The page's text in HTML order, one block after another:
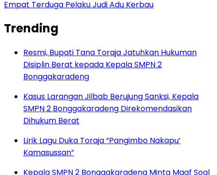
Empat Terduga Pelaku Judi Adu Kerbau
Trending
Resmi, Bupati Tana Toraja Jatuhkan Hukuman
Disiplin Berat kepada Kepala SMPN 2
Bonggakaradeng
Kasus Larangan Jilbab Berujung Sanksi, Kepala
SMPN 2 Bonggakaradeng Direkomendasikan
Dihukum Berat
Lirik Lagu Duka Toraja “Pangimbo Nakapu’
Kamasussan”
Kepala SMPN 2 Bonggakaradeng Minta Maaf Soal